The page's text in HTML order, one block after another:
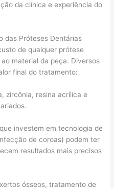
da clínica e experiência do
das Próteses Dentárias
de qualquer prótese
material da peça. Diversos
final do tratamento:
zircônia, resina acrílica e
investem em tecnologia de
de coroas) podem ter
resultados mais precisos
ósseos, tratamento de